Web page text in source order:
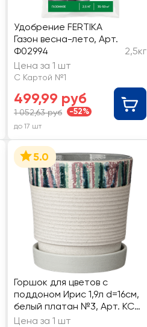
Удобрение FERTIKA
Газон весна-лето, Арт.
Ф02994
2,5кг
Цена за 1 шт
С Картой №1
499,99 руб
1 052,63 руб -52%
до 17 шт
5.0
Горшок для цветов с
поддоном Ирис 1,9л d=16см,
белый платан №3, Арт. КС-
П3-60-03
Цена за 1 шт